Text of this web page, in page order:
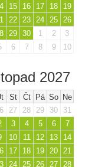
15 16 17 18
19
22 23 24 25 26
29 30 1 2
3
6 7 8 9 10
2027
St Čt Pá So Ne
27 28 29 30
31
3 4 5 6
7
10 11 12 13
14
17 18 19 20
21
24 25 26 27
28